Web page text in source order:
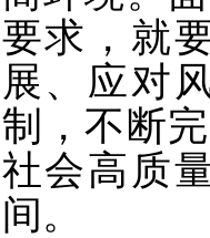
要求，就
展、应对
制，不断
社会高质
间。